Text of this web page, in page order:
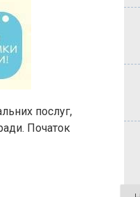
послуг,
Початок